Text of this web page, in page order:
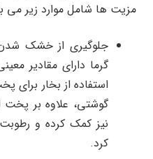
مزیت ها شامل موارد زیر می
جلوگیری از خشک
گرما دارای مقادیر
استفاده از بخار
گوشتی، علاوه بر
نیز کمک کرده و
کرد.